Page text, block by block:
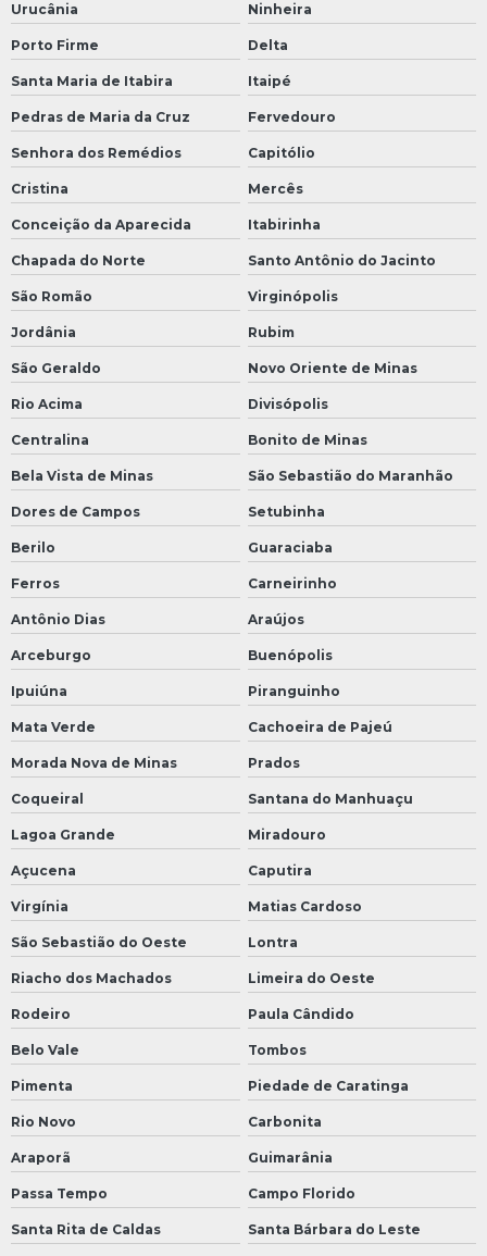
Urucânia Ninheira
Porto Firme Delta
Santa Maria de Itabira Itaipé
Pedras de Maria da Cruz Fervedouro
Senhora dos Remédios Capitólio
Cristina Mercês
Conceição da Aparecida Itabirinha
Chapada do Norte Santo Antônio do Jacinto
São Romão Virginópolis
Jordânia Rubim
São Geraldo Novo Oriente de Minas
Rio Acima Divisópolis
Centralina Bonito de Minas
Bela Vista de Minas São Sebastião do Maranhão
Dores de Campos Setubinha
Berilo Guaraciaba
Ferros Carneirinho
Antônio Dias Araújos
Arceburgo Buenópolis
Ipuiúna Piranguinho
Mata Verde Cachoeira de Pajeú
Morada Nova de Minas Prados
Coqueiral Santana do Manhuaçu
Lagoa Grande Miradouro
Açucena Caputira
Virgínia Matias Cardoso
São Sebastião do Oeste Lontra
Riacho dos Machados Limeira do Oeste
Rodeiro Paula Cândido
Belo Vale Tombos
Pimenta Piedade de Caratinga
Rio Novo Carbonita
Araporã Guimarânia
Passa Tempo Campo Florido
Santa Rita de Caldas Santa Bárbara do Leste